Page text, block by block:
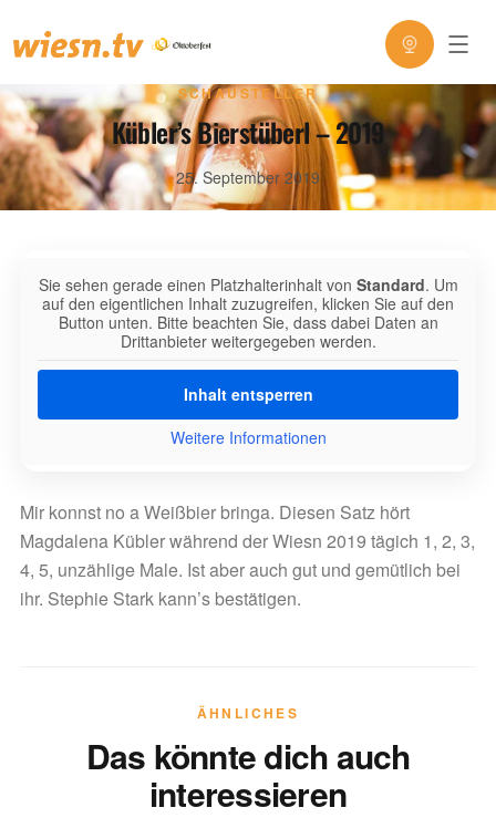
SCHAUSTELLER
Kübler’s Bierstüberl – 2019
25. September 2019
Sie sehen gerade einen Platzhalterinhalt von Standard. Um
auf den eigentlichen Inhalt zuzugreifen, klicken Sie auf den
Button unten. Bitte beachten Sie, dass dabei Daten an
Drittanbieter weitergegeben werden.
Inhalt entsperren
Weitere Informationen
Mir konnst no a Weißbier bringa. Diesen Satz hört
Magdalena Kübler während der Wiesn 2019 tägich 1, 2, 3,
4, 5, unzählige Male. Ist aber auch gut und gemütlich bei
ihr. Stephie Stark kann’s bestätigen.
ÄHNLICHES
Das könnte dich auch
interessieren